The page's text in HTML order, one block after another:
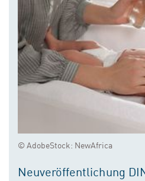
© AdobeStock: NewAfrica
Neuveröffentlichung